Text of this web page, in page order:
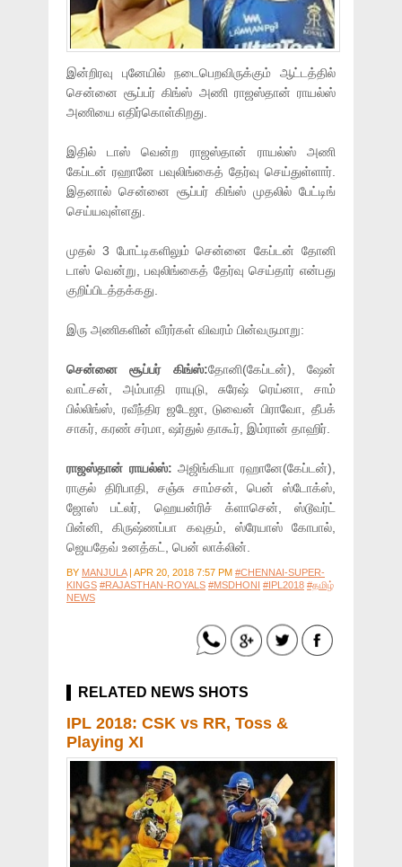
இன்றிரவு புனேயில் நடைபெறவிருக்கும் ஆட்டத்தில்
சென்னை சூப்பர் கிங்ஸ் அணி ராஜஸ்தான் ராயல்ஸ்
அணியை எதிர்கொள்கிறது.
இதில் டாஸ் வென்ற ராஜஸ்தான் ராயல்ஸ் அணி
கேப்டன் ரஹானே பவுலிங்கைத் தேர்வு செய்துள்ளார்.
இதனால் சென்னை சூப்பர் கிங்ஸ் முதலில் பேட்டிங்
செய்யவுள்ளது.
முதல் 3 போட்டிகளிலும் சென்னை கேப்டன் தோனி
டாஸ் வென்று, பவுலிங்கைத் தேர்வு செய்தார் என்பது
குறிப்பிடத்தக்கது.
இரு அணிகளின் வீரர்கள் விவரம் பின்வருமாறு:
சென்னை சூப்பர் கிங்ஸ்:தோனி(கேப்டன்), ஷேன்
வாட்சன், அம்பாதி ராயுடு, சுரேஷ் ரெய்னா, சாம்
பில்லிங்ஸ், ரவீந்திர ஜடேஜா, டுவைன் பிராவோ, தீபக்
சாகர், கரண் சர்மா, ஷர்துல் தாகூர், இம்ரான் தாஹிர்.
ராஜஸ்தான் ராயல்ஸ்:அஜிங்கியா ரஹானே(கேப்டன்),
ராகுல் திரிபாதி, சஞ்சு சாம்சன், பென் ஸ்டோக்ஸ்,
ஜோஸ் பட்லர், ஹெயன்ரிச் க்ளாசென், ஸ்டூவர்ட்
பின்னி, கிருஷ்ணப்பா கவுதம், ஸ்ரேயாஸ் கோபால்,
ஜெயதேவ் உனத்கட், பென் லாக்லின்.
BY MANJULA | APR 20, 2018 7:57 PM #CHENNAI-SUPER-
KINGS #RAJASTHAN-ROYALS #MSDHONI #IPL2018 #தமிழ்
NEWS
RELATED NEWS SHOTS
IPL 2018: CSK vs RR, Toss &
Playing XI